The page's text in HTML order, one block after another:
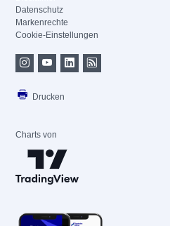
Datenschutz
Markenrechte
Cookie-Einstellungen
Drucken
Charts von